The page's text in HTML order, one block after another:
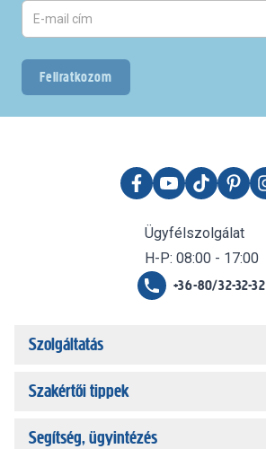
Feliratkozom
Ügyfélszolgálat
H-P: 08:00 - 17:00
+36-80/32-32-32
Szolgáltatás
Szakértői tippek
Segítség, ügyintézés